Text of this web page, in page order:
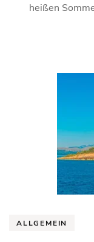
heißen
ALLGEMEIN